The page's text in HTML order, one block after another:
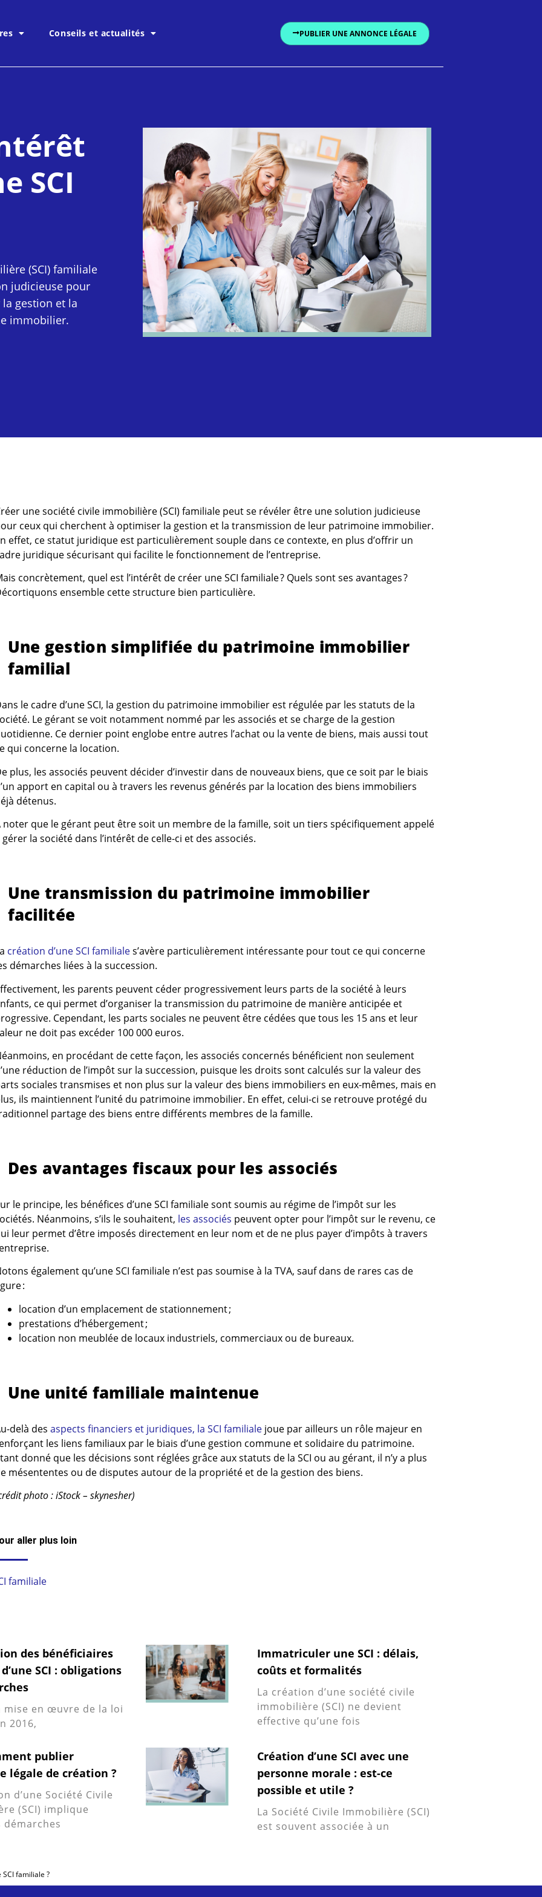
Conseils et actualités PUBLIER UNE ANNONCE LÉGALE
SCI
(SCI) familiale
judicieuse pour
gestion et la
immobilier.
une société civile immobilière (SCI) familiale peut se révéler être une solution judicieuse
ceux qui cherchent à optimiser la gestion et la transmission de leur patrimoine immobilier.
effet, ce statut juridique est particulièrement souple dans ce contexte, en plus d’offrir un
juridique sécurisant qui facilite le fonctionnement de l’entreprise.
concrètement, quel est l’intérêt de créer une SCI familiale ? Quels sont ses avantages ?
ensemble cette structure bien particulière.
Une gestion simplifiée du patrimoine immobilier
familial
le cadre d’une SCI, la gestion du patrimoine immobilier est régulée par les statuts de la
Le gérant se voit notamment nommé par les associés et se charge de la gestion
Ce dernier point englobe entre autres l’achat ou la vente de biens, mais aussi tout
qui concerne la location.
plus, les associés peuvent décider d’investir dans de nouveaux biens, que ce soit par le biais
apport en capital ou à travers les revenus générés par la location des biens immobiliers
détenus.
noter que le gérant peut être soit un membre de la famille, soit un tiers spécifiquement appelé
gérer la société dans l’intérêt de celle-ci et des associés.
Une transmission du patrimoine immobilier
facilitée
création d’une SCI familiales’avère particulièrement intéressante pour tout ce qui concerne
démarches liées à la succession.
les parents peuvent céder progressivement leurs parts de la société à leurs
ce qui permet d’organiser la transmission du patrimoine de manière anticipée et
Cependant, les parts sociales ne peuvent être cédées que tous les 15 ans et leur
ne doit pas excéder 100 000 euros.
en procédant de cette façon, les associés concernés bénéficient non seulement
réduction de l’impôt sur la succession, puisque les droits sont calculés sur la valeur des
sociales transmises et non plus sur la valeur des biens immobiliers en eux-mêmes, mais en
ils maintiennent l’unité du patrimoine immobilier. En effet, celui-ci se retrouve protégé du
partage des biens entre différents membres de la famille.
Des avantages fiscaux pour les associés
le principe, les bénéfices d’une SCI familiale sont soumis au régime de l’impôt sur les
Néanmoins, s’ils le souhaitent, les associés peuvent opter pour l’impôt sur le revenu, ce
leur permet d’être imposés directement en leur nom et de ne plus payer d’impôts à travers
également qu’une SCI familiale n’est pas soumise à la TVA, sauf dans de rares cas de
:
location d’un emplacement de stationnement ;
prestations d’hébergement ;
location non meublée de locaux industriels, commerciaux ou de bureaux.
Une unité familiale maintenue
delà des aspects financiers et juridiques, la SCI familialejoue par ailleurs un rôle majeur en
les liens familiaux par le biais d’une gestion commune et solidaire du patrimoine.
donné que les décisions sont réglées grâce aux statuts de la SCI ou au gérant, il n’y a plus
mésententes ou de disputes autour de la propriété et de la gestion des biens.
photo : iStock – skynesher)
aller plus loin
familiale
des bénéficiaires
SCI : obligations
mise en œuvre de la loi
2016,
Immatriculer une SCI : délais,
coûts et formalités
La création d’une société civile
immobilière (SCI) ne devient
effective qu’une fois
publier
légale de création ?
d’une Société Civile
(SCI) implique
Création d’une SCI avec une
personne morale : est-ce
possible et utile ?
La Société Civile Immobilière (SCI)
est souvent associée à un
familiale ?